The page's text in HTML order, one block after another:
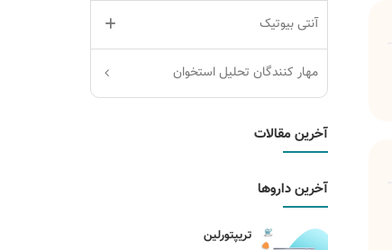
آنتی بیوتیک
مهار کنندگان تحلیل استخوان
آخرین مقالات
آخرین داروها
تریپتورلین